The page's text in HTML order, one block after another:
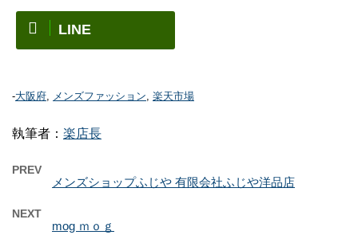
LINE
-大阪府, メンズファッション, 楽天市場
執筆者： 楽店長
PREV
メンズショップふじや 有限会社ふじや洋品店
NEXT
mog ｍｏｇ